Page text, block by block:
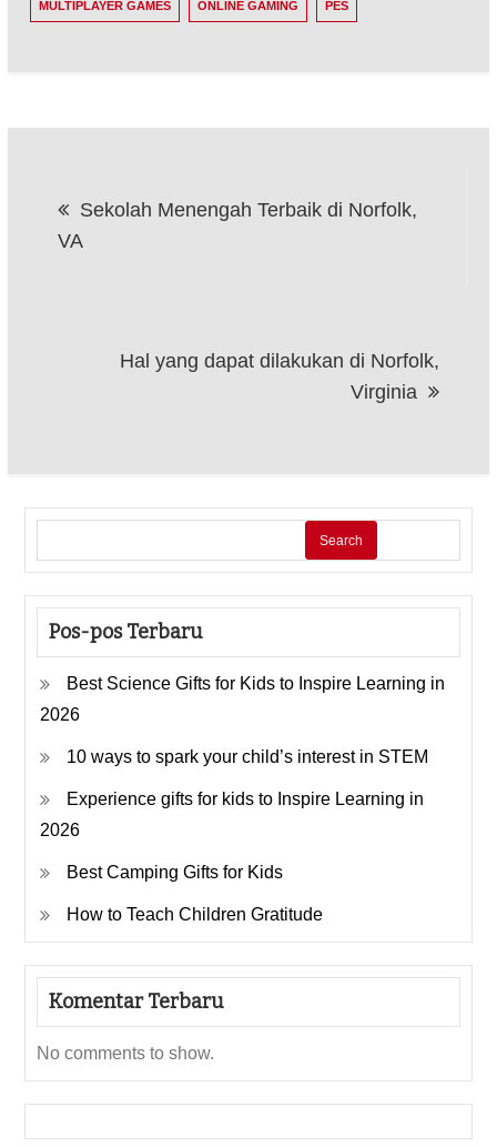
MULTIPLAYER GAMES ONLINE GAMING PES
navigation
Sekolah Menengah Terbaik di Norfolk,
VA
Hal yang dapat dilakukan di Norfolk,
Virginia
Search
Pos-pos Terbaru
Best Science Gifts for Kids to Inspire Learning in
2026
10 ways to spark your child’s interest in STEM
Experience gifts for kids to Inspire Learning in
2026
Best Camping Gifts for Kids
How to Teach Children Gratitude
Komentar Terbaru
No comments to show.